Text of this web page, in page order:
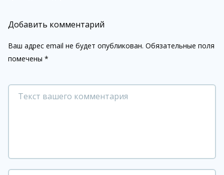
Добавить комментарий
Ваш адрес email не будет опубликован. Обязательные поля
помечены *